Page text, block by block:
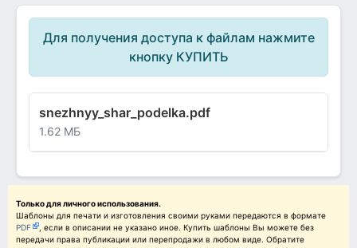
Для получения доступа к файлам нажмите
кнопку КУПИТЬ
snezhnyy_shar_podelka.pdf
1.62 МБ
Только для личного использования.
Шаблоны для печати и изготовления своими руками передаются в формате
PDF
, если в описании не указано иное. Купить шаблоны Вы можете без
передачи права публикации или перепродажи в любом виде. Обратите